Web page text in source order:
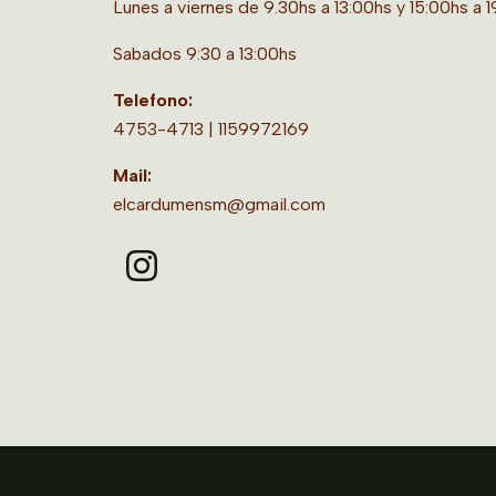
Lunes a viernes de 9.30hs a 13:00hs y 15:00hs a
Sabados 9:30 a 13:00hs
Telefono:
4753-4713 | 1159972169
Mail:
elcardumensm@gmail.com